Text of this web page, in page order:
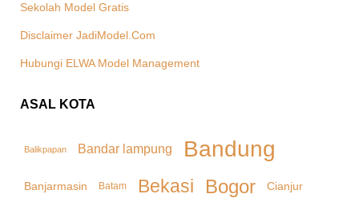
Sekolah Model Gratis
Disclaimer JadiModel.Com
Hubungi ELWA Model Management
ASAL KOTA
Balikpapan Bandar lampung Bandung
Banjarmasin Batam Bekasi Bogor Cianjur